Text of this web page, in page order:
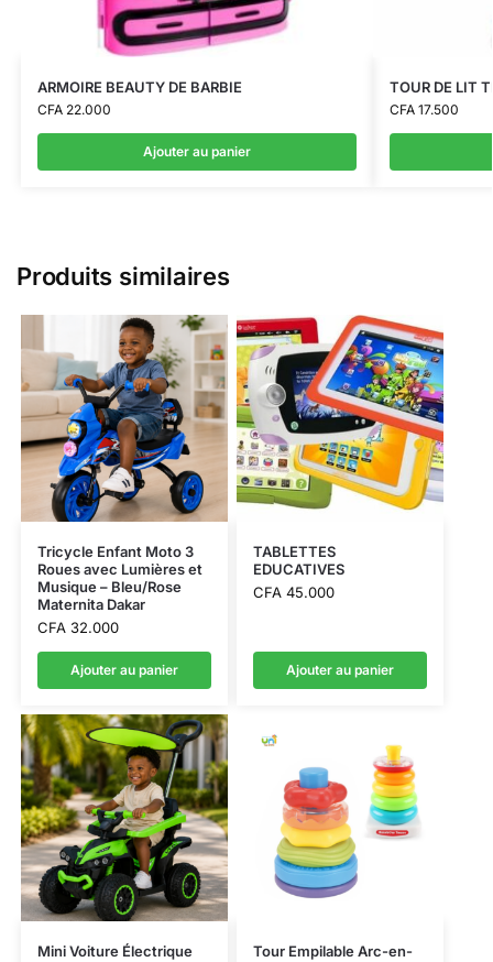
ARMOIRE BEAUTY DE BARBIE
CFA22.000
Ajouter au panier
TOUR DE LIT
CFA17.500
Produits similaires
Tricycle Enfant Moto 3
Roues avec Lumières et
Musique – Bleu/Rose
Maternita Dakar
CFA32.000
Ajouter au panier
TABLETTES
EDUCATIVES
CFA45.000
Ajouter au panier
Mini Voiture Électrique
Tour Empilable Arc-en-